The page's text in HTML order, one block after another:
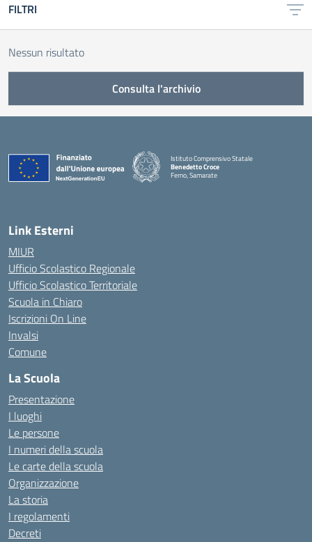
FILTRI
Nessun risultato
Consulta l'archivio
Istituto Comprensivo Statale
Benedetto Croce
Ferno, Samarate
Link Esterni
MIUR
Ufficio Scolastico Regionale
Ufficio Scolastico Territoriale
Scuola in Chiaro
Iscrizioni On Line
Invalsi
Comune
La Scuola
Presentazione
I luoghi
Le persone
I numeri della scuola
Le carte della scuola
Organizzazione
La storia
I regolamenti
Decreti